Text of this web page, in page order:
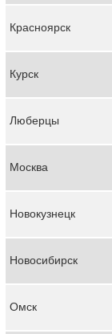
Красноярск
Курск
Люберцы
Москва
Новокузнецк
Новосибирск
Омск